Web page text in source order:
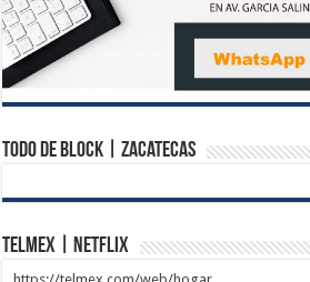
Todo de Block | Zacatecas
Telmex | Netflix